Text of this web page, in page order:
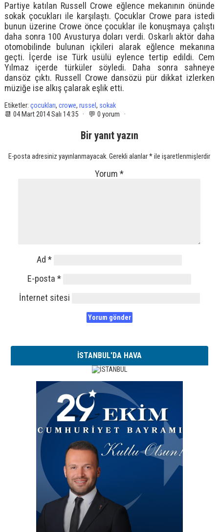
Partiye katılan Russell Crowe eğlence mekanının önünde
sokak çocukları ile karşılaştı. Çocuklar Crowe para istedi
bunun üzerine Crowe önce çocuklar ile konuşmaya çalıştı
daha sonra 100 Avusturya doları verdi. Oskarlı aktör daha
otomobilinde bulunan içkileri alarak eğlence mekanına
geçti. İçerde ise Türk usülü eylence tertip edildi. Cem
Yılmaz içerde türküler söyledi. Daha sonra sahneye
dansöz çıktı. Russell Crowe dansözü pür dikkat izlerken
müziğe ise alkış çalarak eşlik etti.
Etiketler: çocukları, crowe, russel , sokak
📆 04 Mart 2014 Salı 14:35 · 💬 0 yorum ·
Bir yanıt yazın
E-posta adresiniz yayınlanmayacak. Gerekli alanlar*ile işaretlenmişlerdir
Yorum*
Ad*
E-posta*
İnternet sitesi
İSTANBUL'DA HAVA